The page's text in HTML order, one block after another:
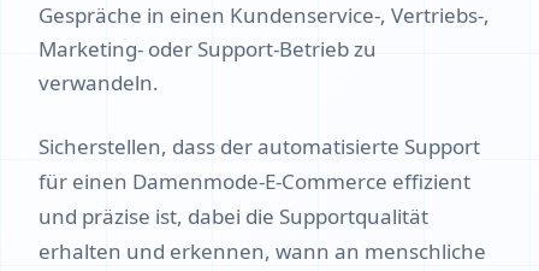
Gespräche in einen Kundenservice-, Vertriebs-,
Marketing- oder Support-Betrieb zu
verwandeln.
Sicherstellen, dass der automatisierte Support
für einen Damenmode‑E‑Commerce effizient
und präzise ist, dabei die Supportqualität
erhalten und erkennen, wann an menschliche